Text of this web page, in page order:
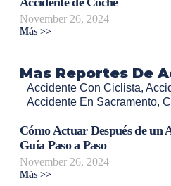
November 26, 2024
Más >>
Mas Reportes De
Accidente Con Ciclista,
Accidente En Sacramento,
Cómo Actuar Después de un
Guía Paso a Paso
November 26, 2024
Más >>